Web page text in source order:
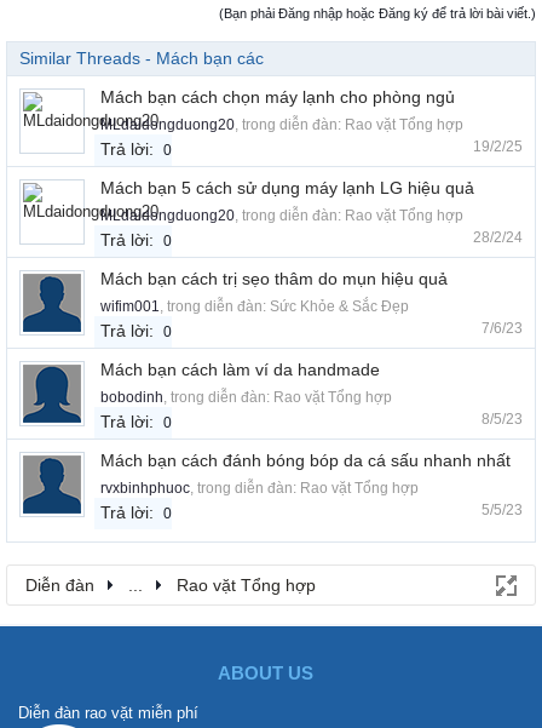
(Bạn phải Đăng nhập hoặc Đăng ký để trả lời bài viết.)
Similar Threads - Mách bạn các
Mách bạn cách chọn máy lạnh cho phòng ngủ
MLdaidongduong20, trong diễn đàn: Rao vặt Tổng hợp
Trả lời: 0 19/2/25
Mách bạn 5 cách sử dụng máy lạnh LG hiệu quả
MLdaidongduong20, trong diễn đàn: Rao vặt Tổng hợp
Trả lời: 0 28/2/24
Mách bạn cách trị sẹo thâm do mụn hiệu quả
wifim001, trong diễn đàn: Sức Khỏe & Sắc Đẹp
Trả lời: 0 7/6/23
Mách bạn cách làm ví da handmade
bobodinh, trong diễn đàn: Rao vặt Tổng hợp
Trả lời: 0 8/5/23
Mách bạn cách đánh bóng bóp da cá sấu nhanh nhất
rvxbinhphuoc, trong diễn đàn: Rao vặt Tổng hợp
Trả lời: 0 5/5/23
Diễn đàn ... Rao vặt Tổng hợp
ABOUT US
Diễn đàn rao vặt miễn phí